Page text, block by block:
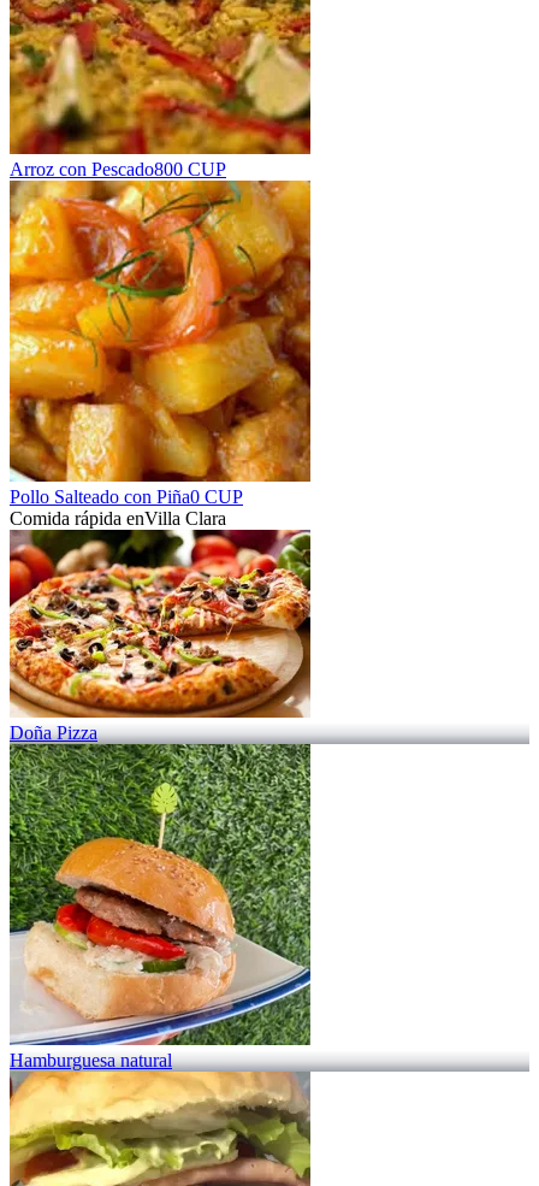
Arroz con Pescado800 CUP
Pollo Salteado con Piña0 CUP
Comida rápida enVilla Clara
Doña Pizza
Hamburguesa natural